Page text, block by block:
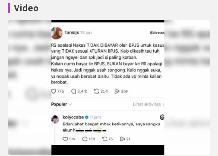
Video